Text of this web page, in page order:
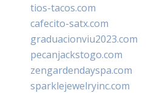
tios-tacos.com
cafecito-satx.com
graduacionviu2023.com
pecanjackstogo.com
zengardendayspa.com
sparklejewelryinc.com